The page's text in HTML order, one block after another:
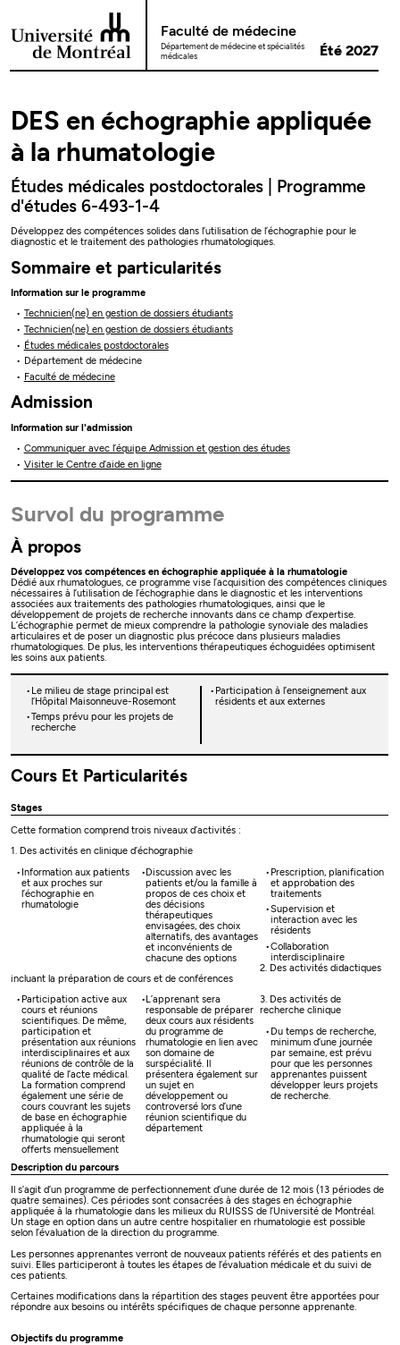
Passer au contenu
Faculté de médecine
Département de médecine et spécialités
médicales
Été 2027
DES en échographie appliquée
à la rhumatologie
Études médicales postdoctorales | Programme
d'études 6-493-1-4
Développez des compétences solides dans l’utilisation de l’échographie pour le
diagnostic et le traitement des pathologies rhumatologiques.
Sommaire et particularités
Information sur le programme
Technicien(ne) en gestion de dossiers étudiants
Technicien(ne) en gestion de dossiers étudiants
Études médicales postdoctorales
Département de médecine
Faculté de médecine
Admission
Information sur l'admission
Communiquer avec l’équipe Admission et gestion des études
Visiter le Centre d’aide en ligne
Survol du programme
À propos
Développez vos compétences en échographie appliquée à la rhumatologie
Dédié aux rhumatologues, ce programme vise l’acquisition des compétences cliniques
nécessaires à l’utilisation de l’échographie dans le diagnostic et les interventions
associées aux traitements des pathologies rhumatologiques, ainsi que le
développement de projets de recherche innovants dans ce champ d’expertise.
L’échographie permet de mieux comprendre la pathologie synoviale des maladies
articulaires et de poser un diagnostic plus précoce dans plusieurs maladies
rhumatologiques. De plus, les interventions thérapeutiques échoguidées optimisent
les soins aux patients.
Le milieu de stage principal est
l’Hôpital Maisonneuve-Rosemont
Participation à l’enseignement aux
résidents et aux externes
Temps prévu pour les projets de
recherche
Cours Et Particularités
Stages
Cette formation comprend trois niveaux d’activités :
1. Des activités en clinique d’échographie
Information aux patients
et aux proches sur
l’échographie en
rhumatologie
Discussion avec les
patients et/ou la famille à
propos de ces choix et
des décisions
thérapeutiques
envisagées, des choix
alternatifs, des avantages
et inconvénients de
chacune des options
Prescription, planification
et approbation des
traitements
Supervision et
interaction avec les
résidents
Collaboration
interdisciplinaire
2. Des activités didactiques
incluant la préparation de cours et de conférences
Participation active aux
cours et réunions
scientifiques. De même,
participation et
présentation aux réunions
interdisciplinaires et aux
réunions de contrôle de la
qualité de l’acte médical.
La formation comprend
également une série de
cours couvrant les sujets
de base en échographie
appliquée à la
rhumatologie qui seront
offerts mensuellement
L’apprenant sera
responsable de préparer
deux cours aux résidents
du programme de
rhumatologie en lien avec
son domaine de
surspécialité. Il
présentera également sur
un sujet en
développement ou
controversé lors d’une
réunion scientifique du
département
3. Des activités de
recherche clinique
Du temps de recherche,
minimum d’une journée
par semaine, est prévu
pour que les personnes
apprenantes puissent
développer leurs projets
de recherche.
Description du parcours
Il s’agit d’un programme de perfectionnement d’une durée de 12 mois (13 périodes de
quatre semaines). Ces périodes sont consacrées à des stages en échographie
appliquée à la rhumatologie dans les milieux du RUISSS de l’Université de Montréal.
Un stage en option dans un autre centre hospitalier en rhumatologie est possible
selon l’évaluation de la direction du programme.
Les personnes apprenantes verront de nouveaux patients référés et des patients en
suivi. Elles participeront à toutes les étapes de l’évaluation médicale et du suivi de
ces patients.
Certaines modifications dans la répartition des stages peuvent être apportées pour
répondre aux besoins ou intérêts spécifiques de chaque personne apprenante.
Objectifs du programme